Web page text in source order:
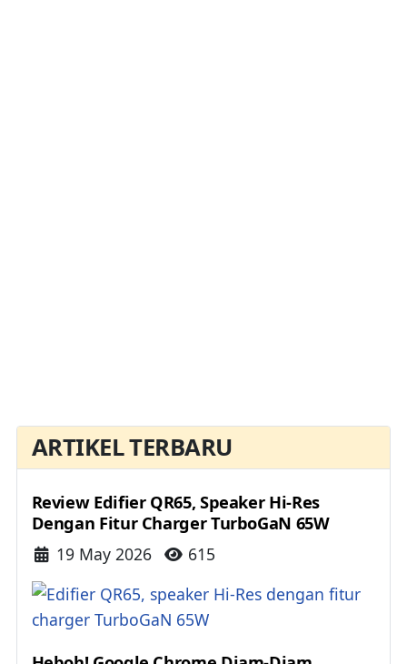
ARTIKEL TERBARU
Review Edifier QR65, Speaker Hi-Res
Dengan Fitur Charger TurboGaN 65W
Details
19 May 2026 615